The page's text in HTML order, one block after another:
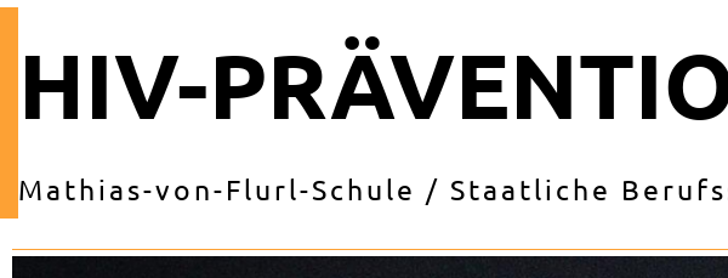
HIV-
Mathias-von-Flurl-Schule / Staatliche